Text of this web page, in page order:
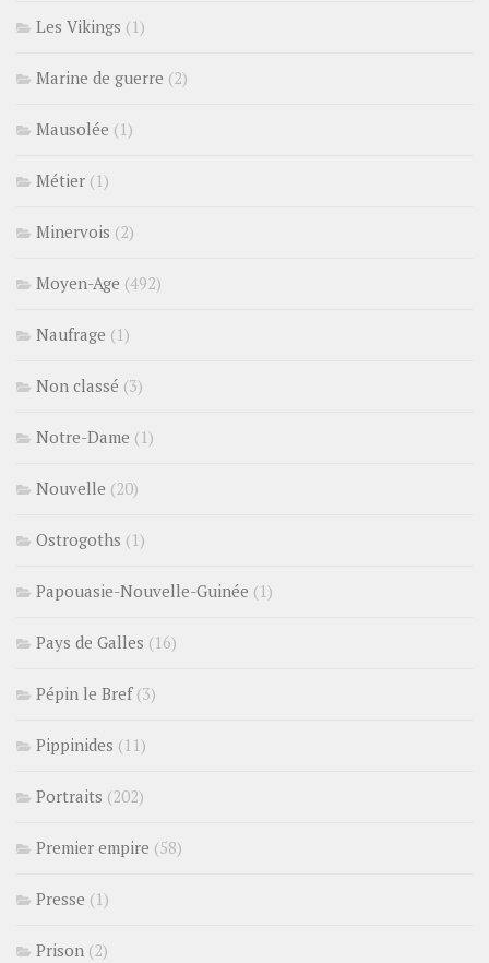
Les Vikings (1)
Marine de guerre (2)
Mausolée (1)
Métier (1)
Minervois (2)
Moyen-Age (492)
Naufrage (1)
Non classé (3)
Notre-Dame (1)
Nouvelle (20)
Ostrogoths (1)
Papouasie-Nouvelle-Guinée (1)
Pays de Galles (16)
Pépin le Bref(3)
Pippinides (11)
Portraits (202)
Premier empire (58)
Presse (1)
Prison (2)